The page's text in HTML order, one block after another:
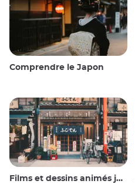
Comprendre le Japon
Films et dessins animés japonais